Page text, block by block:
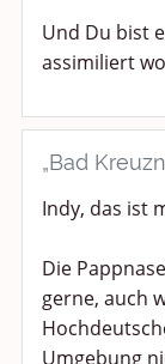
Und Du bist
assimiliert
„Bad
Indy, das ist
Die
gerne, auch
Umgebung